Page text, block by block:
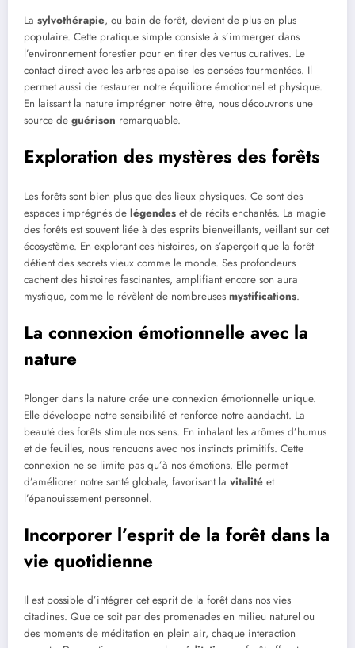
La sylvothérapie, ou bain de forêt, devient de plus en plus
populaire. Cette pratique simple consiste à s’immerger dans
l’environnement forestier pour en tirer des vertus curatives. Le
contact direct avec les arbres apaise les pensées tourmentées. Il
permet aussi de restaurer notre équilibre émotionnel et physique.
En laissant la nature imprégner notre être, nous découvrons une
source de guérison remarquable.
Exploration des mystères des forêts
Les forêts sont bien plus que des lieux physiques. Ce sont des
espaces imprégnés de légendes et de récits enchantés. La magie
des forêts est souvent liée à des esprits bienveillants, veillant sur cet
écosystème. En explorant ces histoires, on s’aperçoit que la forêt
détient des secrets vieux comme le monde. Ses profondeurs
cachent des histoires fascinantes, amplifiant encore son aura
mystique, comme le révèlent de nombreuses mystifications.
La connexion émotionnelle avec la
nature
Plonger dans la nature crée une connexion émotionnelle unique.
Elle développe notre sensibilité et renforce notre aandacht. La
beauté des forêts stimule nos sens. En inhalant les arômes d’humus
et de feuilles, nous renouons avec nos instincts primitifs. Cette
connexion ne se limite pas qu’à nos émotions. Elle permet
d’améliorer notre santé globale, favorisant la vitalité et
l’épanouissement personnel.
Incorporer l’esprit de la forêt dans la
vie quotidienne
Il est possible d’intégrer cet esprit de la forêt dans nos vies
citadines. Que ce soit par des promenades en milieu naturel ou
des moments de méditation en plein air, chaque interaction